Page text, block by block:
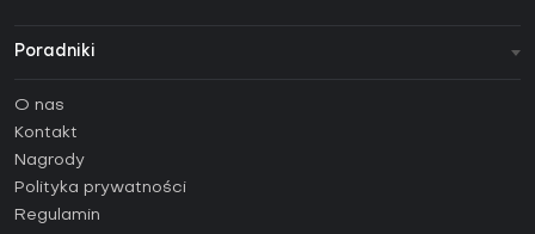
Poradniki
Poradniki
Jak aktywować klucz Steam (CD Key)?
Jak aktywować klucz Epic Games (CD Key)?
Jak aktywować klucz GOG (CD Key)?
O nas
Kontakt
Nagrody
Polityka prywatności
Regulamin